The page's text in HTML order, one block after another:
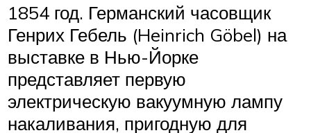
1854 год. Германский часовщик
Генрих Гебель (Heinrich Göbel) на
выставке в Нью-Йорке
представляет первую
электрическую вакуумную лампу
накаливания, пригодную для